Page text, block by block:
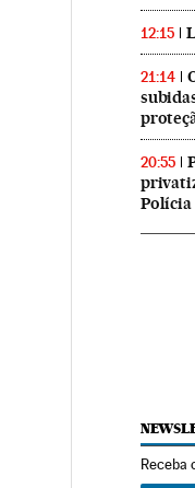
12:15
21:14
20:55
Polícia
Receba